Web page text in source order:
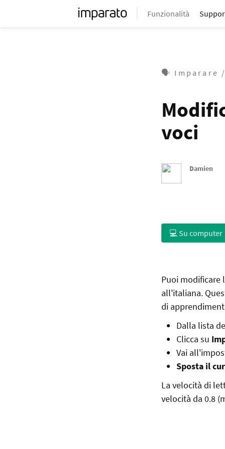
Funzionalità
🗣 Imparare
voci
Damien
💻 Su computer
Puoi modificare
all'italiana.
di
Dalla lista
Clicca su
Vai
Sposta il
La velocità di
velocità da 0.8